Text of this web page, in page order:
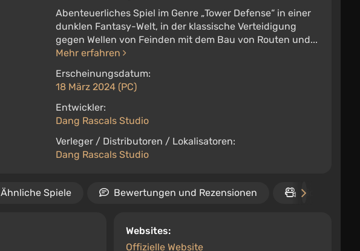
Abenteuerliches Spiel im Genre „Tower Defense“ in einer
dunklen Fantasy-Welt, in der klassische Verteidigung
gegen Wellen von Feinden mit dem Bau von Routen und...
Mehr erfahren
Erscheinungsdatum:
18 März 2024 (PC)
Entwickler:
Dang Rascals Studio
Verleger / Distributoren / Lokalisatoren:
Dang Rascals Studio
Ähnliche Spiele Bewertungen und Rezensionen Video
Websites:
Offizielle Website